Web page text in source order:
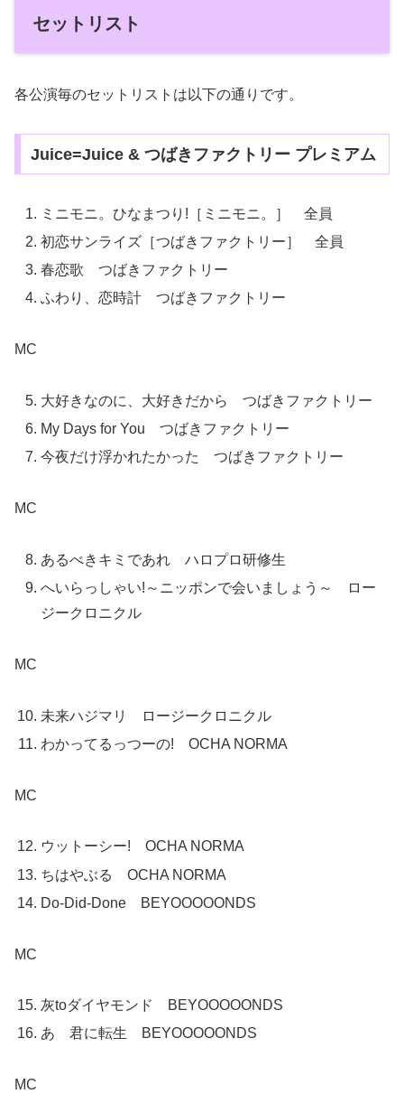
セットリスト
各公演毎のセットリストは以下の通りです。
Juice=Juice & つばきファクトリー プレミアム
ミニモニ。ひなまつり!［ミニモニ。］ 全員
初恋サンライズ［つばきファクトリー］ 全員
春恋歌 つばきファクトリー
ふわり、恋時計 つばきファクトリー
MC
大好きなのに、大好きだから つばきファクトリー
My Days for You つばきファクトリー
今夜だけ浮かれたかった つばきファクトリー
MC
あるべきキミであれ ハロプロ研修生
へいらっしゃい!～ニッポンで会いましょう～ ロー
ジークロニクル
MC
未来ハジマリ ロージークロニクル
わかってるっつーの! OCHA NORMA
MC
ウットーシー! OCHA NORMA
ちはやぶる OCHA NORMA
Do-Did-Done BEYOOOOONDS
MC
灰toダイヤモンド BEYOOOOONDS
あゝ君に転生 BEYOOOOONDS
MC